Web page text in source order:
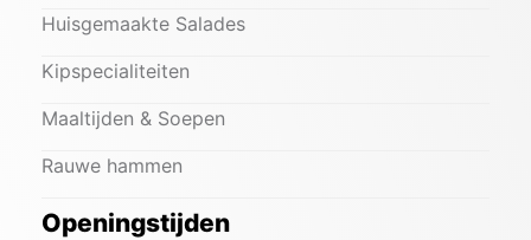
Huisgemaakte Salades
Kipspecialiteiten
Maaltijden & Soepen
Rauwe hammen
Openingstijden